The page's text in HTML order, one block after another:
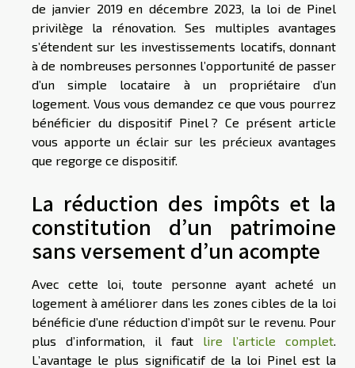
de janvier 2019 en décembre 2023, la loi de Pinel
privilège la rénovation. Ses multiples avantages
s’étendent sur les investissements locatifs, donnant
à de nombreuses personnes l’opportunité de passer
d’un simple locataire à un propriétaire d’un
logement. Vous vous demandez ce que vous pourrez
bénéficier du dispositif Pinel ? Ce présent article
vous apporte un éclair sur les précieux avantages
que regorge ce dispositif.
La réduction des impôts et la
constitution d’un patrimoine
sans versement d’un acompte
Avec cette loi, toute personne ayant acheté un
logement à améliorer dans les zones cibles de la loi
bénéficie d’une réduction d’impôt sur le revenu. Pour
plus d’information, il faut lire l’article complet
L’avantage le plus significatif de la loi Pinel est la